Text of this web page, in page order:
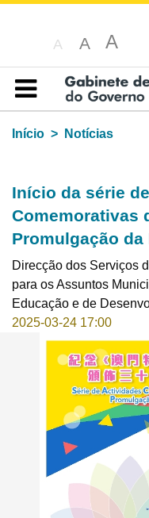
A A A
Índice
Início
Notícias
Início da série
Comemorativas
Promulgação da
Direcção dos Serviços
para os Assuntos
Educação e de
2025-03-24 17:00